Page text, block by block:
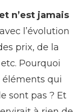
n’est jamais
l’évolution
prix, de la
Pourquoi
éléments qui
sont pas ? Et